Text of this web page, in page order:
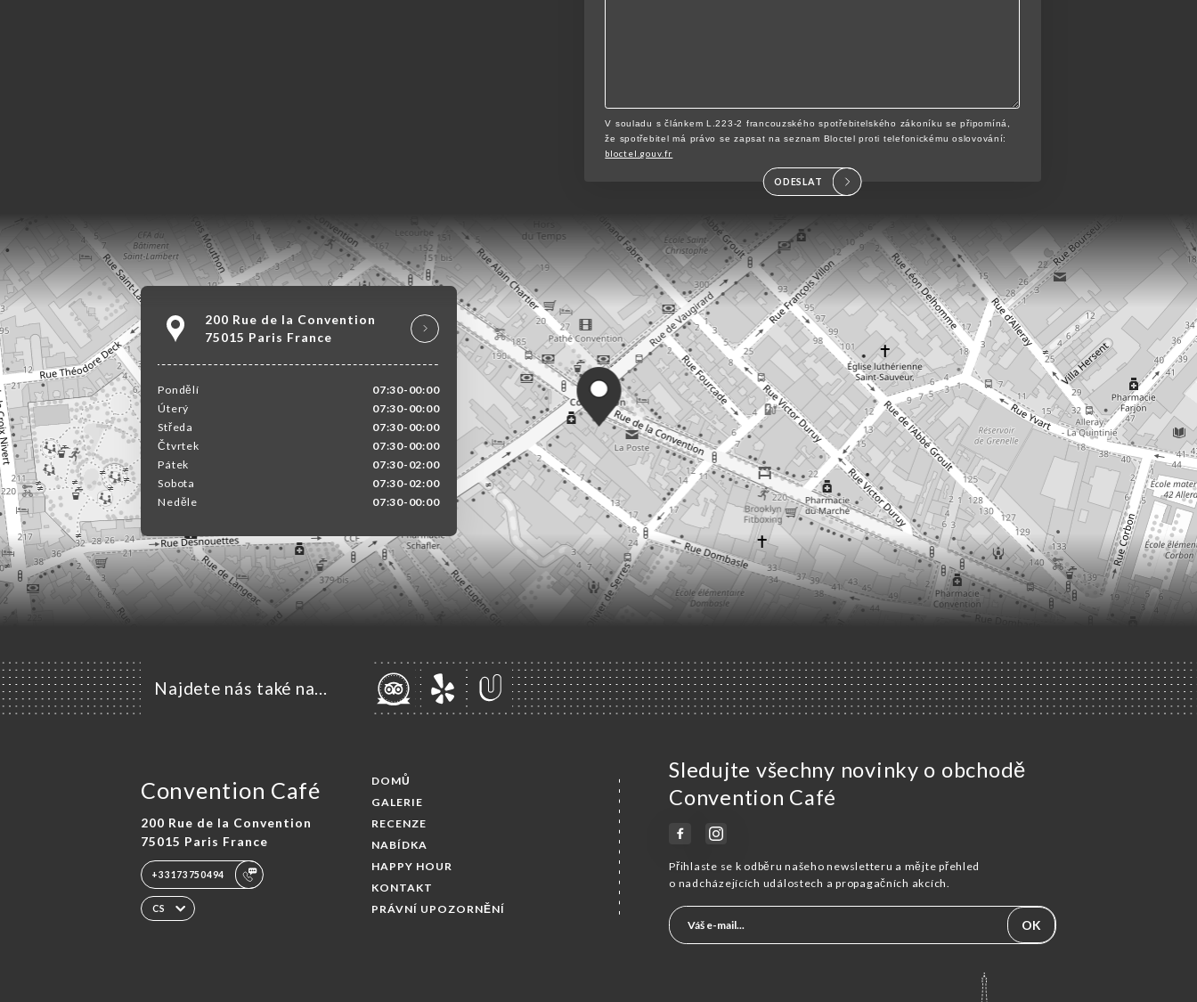
V souladu s článkem L.223-2 francouzského spotřebitelského zákoníku se připomíná,
že spotřebitel má právo se zapsat na seznam Bloctel proti telefonickému oslovování:
bloctel.gouv.fr
ODESLAT
200 Rue de la Convention
75015 Paris France
Pondělí
07:30-00:00
Úterý
07:30-00:00
Středa
07:30-00:00
Čtvrtek
07:30-00:00
Pátek
07:30-02:00
Sobota
07:30-02:00
Neděle
07:30-00:00
Najdete nás také na...
Convention Café
200 Rue de la Convention
75015 Paris France
+33173750494
CS
DOMŮ
GALERIE
RECENZE
NABÍDKA
HAPPY HOUR
KONTAKT
PRÁVNÍ UPOZORNĚNÍ
Sledujte všechny novinky o obchodě
Convention Café
Přihlaste se k odběru našeho newsletteru a mějte přehled
o nadcházejících událostech a propagačních akcích.
OK